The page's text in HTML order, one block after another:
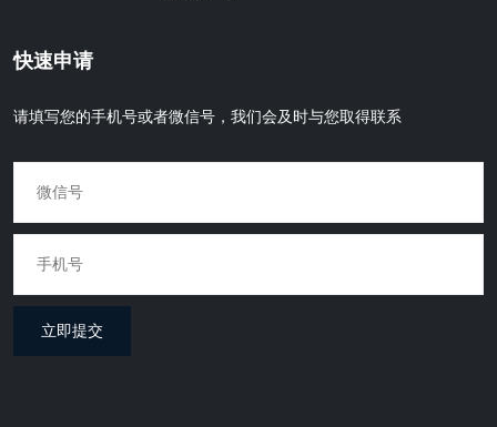
快速申请
请填写您的手机号或者微信号，我们会及时与您取得联系
立即提交